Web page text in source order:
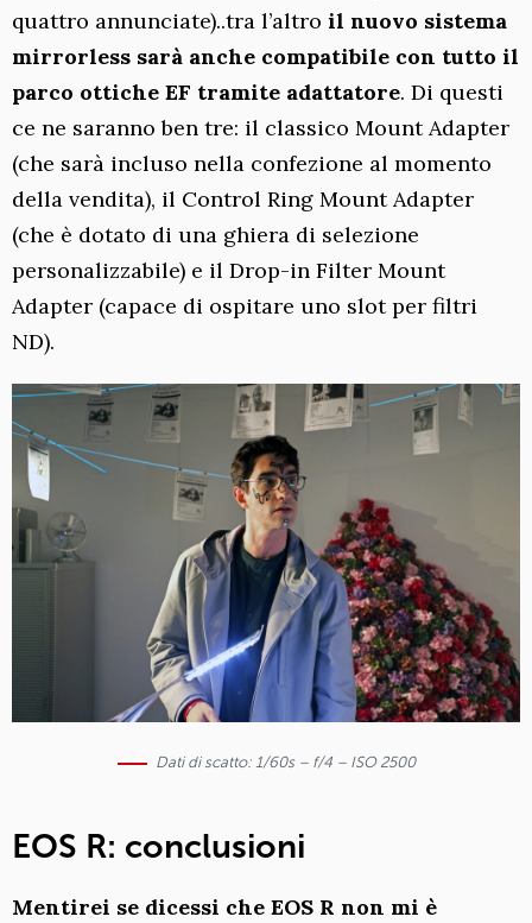
quattro annunciate)..tra l’altro il nuovo sistema
mirrorless sarà anche compatibile con tutto il
parco ottiche EF tramite adattatore. Di questi
ce ne saranno ben tre: il classico Mount Adapter
(che sarà incluso nella confezione al momento
della vendita), il Control Ring Mount Adapter
(che è dotato di una ghiera di selezione
personalizzabile) e il Drop-in Filter Mount
Adapter (capace di ospitare uno slot per filtri
ND).
Dati di scatto: 1/60s – f/4 – ISO 2500
EOS R: conclusioni
Mentirei se dicessi che EOS R non mi è